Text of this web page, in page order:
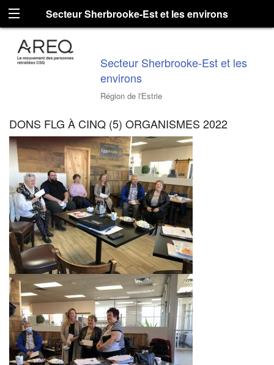
Secteur Sherbrooke-Est et les environs
Secteur Sherbrooke-Est et les
environs
Région de l'Estrie
DONS FLG À CINQ (5) ORGANISMES 2022